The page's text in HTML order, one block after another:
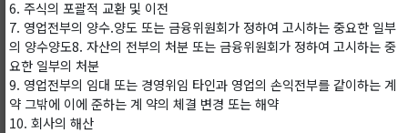
6. 주식의 포괄적 교환 및 이전
7. 영업전부의 양수.양도 또는 금융위원회가 정하여 고시하는 중요한 일부
의 양수양도8. 자산의 전부의 처분 또는 금융위원회가 정하여 고시하는 중
요한 일부의 처분
9. 영업전부의 임대 또는 경영위임 타인과 영업의 손익전부를 같이하는 계
약 그밖에 이에 준하는 계 약의 체결 변경 또는 해약
10. 회사의 해산